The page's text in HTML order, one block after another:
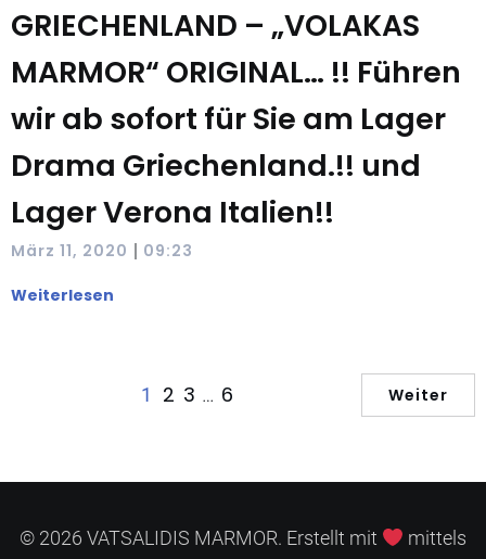
GRIECHENLAND – „VOLAKAS
MARMOR“ ORIGINAL… !! Führen
wir ab sofort für Sie am Lager
Drama Griechenland.!! und
Lager Verona Italien!!
März 11, 2020 | 09:23
Weiterlesen
1 2 3 … 6 Weiter
© 2026 VATSALIDIS MARMOR. Erstellt mit
mittels